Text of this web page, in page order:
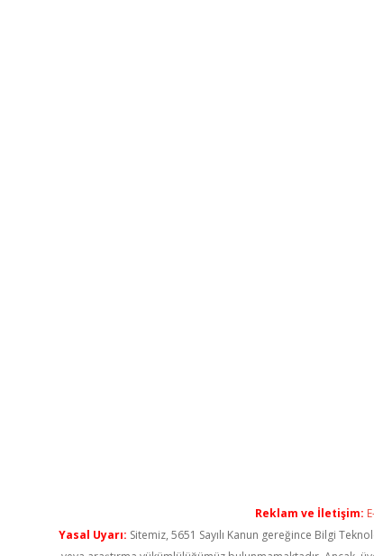
Reklam ve İletişim:
Yasal Uyarı: Sitemiz, 5651 Sayılı Kanun gereğince Bilgi